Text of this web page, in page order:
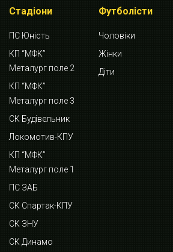
Стадіони
ПС Юність
КП “МФК”
Металург поле 2
КП “МФК”
Металург поле 3
СК Будівельник
Локомотив-КПУ
КП “МФК”
Металург поле 1
ПС ЗАБ
СК Спартак-КПУ
СК ЗНУ
СК Динамо
Футболісти
Чоловіки
Жінки
Діти